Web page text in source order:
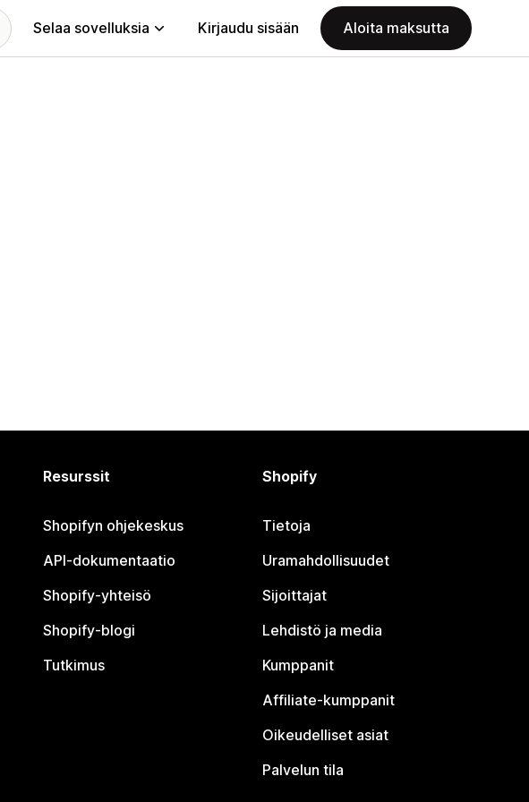
Selaa sovelluksia Kirjaudu sisään Aloita maksutta
Resurssit
Shopifyn ohjekeskus
API-dokumentaatio
Shopify-yhteisö
Shopify-blogi
Tutkimus
Shopify
Tietoja
Uramahdollisuudet
Sijoittajat
Lehdistö ja media
Kumppanit
Affiliate-kumppanit
Oikeudelliset asiat
Palvelun tila